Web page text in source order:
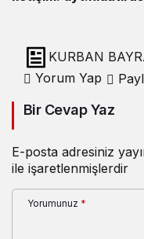
KURBAN
BESLENMELİYİZ,
Yorum Yap
Bir Cevap Yaz
E-posta adresiniz
ile işaretlenmişlerdir
Yorumunuz *